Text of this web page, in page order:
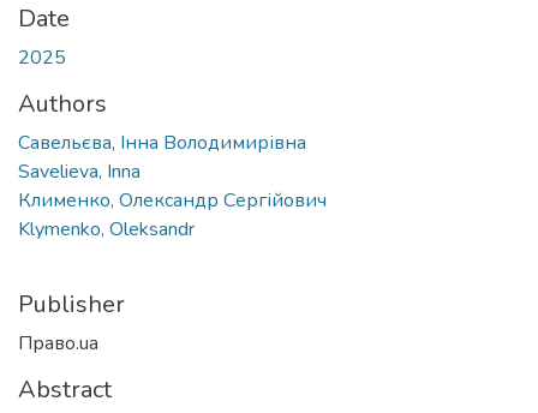
Date
2025
Authors
Савельєва, Інна Володимирівна
Savelieva, Inna
Клименко, Олександр Сергійович
Klymenko, Oleksandr
Publisher
Право.ua
Abstract